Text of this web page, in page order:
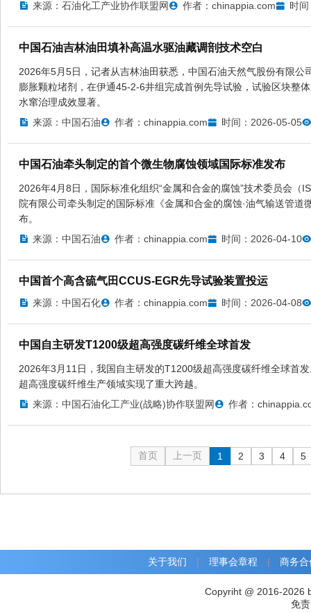
来源：石油化工产业协作联盟网
作者：chinappia.com 时
中国石油吉林油田填补高温水驱油藏调剖技术空白
2026年5月5日，记者从吉林油田获悉，中国石油天然气股份有限
膨胀颗粒堵剂，在伊通45-2-6井组完成首例先导试验，试验区块整
水窜治理成效显著。
来源：中国石油
作者：chinappia.com 时间：2026-05-05
中国石油牵头制定的首个微生物腐蚀领域国际标准发布
2026年4月8日，国际标准化组织“金属和合金的腐蚀”技术委员会
院有限公司牵头制定的国际标准《金属和合金的腐蚀·油气输送管
布。
来源：中国石油
作者：chinappia.com 时间：2026-04-10
中国首个高含硫气田CCUS-EGR先导试验装置投运
来源：中国石化 作者：chinappia.com 时间：2026-04-08
中国自主研发T1200级超高强度碳纤维全球首发
2026年3月11日，我国自主研发的T1200级超高强度碳纤维全球首
超高强度碳纤维生产领域实现了重大跨越。
来源：中国石油化工产业(战略)协作联盟网
作者：
首页 上一页 1 2 3 4 5
关于我们 | 理事会章程 | 商务合
Copyriht @ 2016-2026
免责